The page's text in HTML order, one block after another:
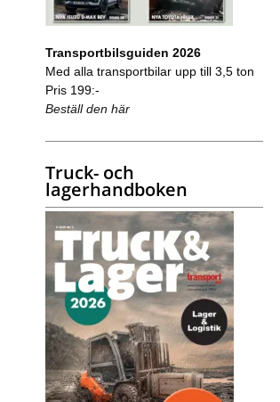
Transportbilsguiden 2026
Med alla transportbilar upp till 3,5 ton
Pris 199:-
Beställ den här
Truck- och
lagerhandboken